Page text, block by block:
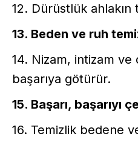
12. Dürüstlük ahlakın
13. Beden ve ruh
14. Nizam, intizam ve
başarıya götürür.
15. Başarı, başarıyı
16. Temizlik bedene